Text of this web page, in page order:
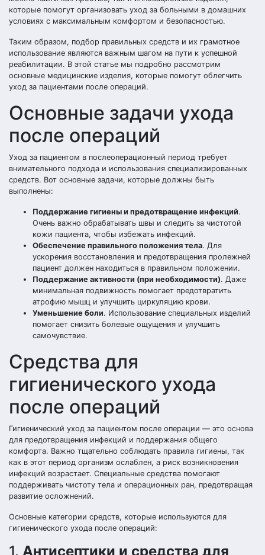
которые помогут организовать уход за больными в домашних
условиях с максимальным комфортом и безопасностью.
Таким образом, подбор правильных средств и их грамотное
использование являются важным шагом на пути к успешной
реабилитации. В этой статье мы подробно рассмотрим
основные медицинские изделия, которые помогут облегчить
уход за пациентами после операций.
Основные задачи ухода
после операций
Уход за пациентом в послеоперационный период требует
внимательного подхода и использования специализированных
средств. Вот основные задачи, которые должны быть
выполнены:
Поддержание гигиены и предотвращение инфекций.
Очень важно обрабатывать швы и следить за чистотой
кожи пациента, чтобы избежать инфекций.
Обеспечение правильного положения тела. Для
ускорения восстановления и предотвращения пролежней
пациент должен находиться в правильном положении.
Поддержание активности (при необходимости). Даже
минимальная подвижность помогает предотвратить
атрофию мышц и улучшить циркуляцию крови.
Уменьшение боли. Использование специальных изделий
помогает снизить болевые ощущения и улучшить
самочувствие.
Средства для
гигиенического ухода
после операций
Гигиенический уход за пациентом после операции — это основа
для предотвращения инфекций и поддержания общего
комфорта. Важно тщательно соблюдать правила гигиены, так
как в этот период организм ослаблен, а риск возникновения
инфекций возрастает. Специальные средства помогают
поддерживать чистоту тела и операционных ран, предотвращая
развитие осложнений.
Основные категории средств, которые используются для
гигиенического ухода после операций:
1. Антисептики и средства для